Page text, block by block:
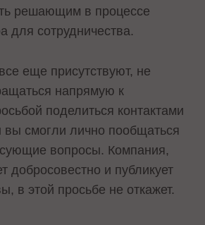
решающим в процессе
для сотрудничества.
еще присутствуют, не
напрямую к
поделиться контактами
вы смогли лично пообщаться
вопросы. Компания,
добросовестно и публикует
в этой просьбе не откажет.